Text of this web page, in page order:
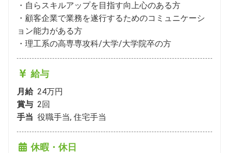
・自らスキルアップを目指す向上心のある方
・顧客企業で業務を遂行するためのコミュニケーシ
ョン能力がある方
・理工系の高専専攻科/大学/大学院卒の方
給与
月給 24万円
賞与 2回
手当 役職手当, 住宅手当
休暇・休日